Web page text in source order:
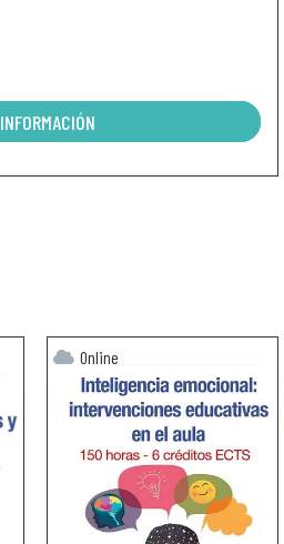
INFORMACIÓN
Online